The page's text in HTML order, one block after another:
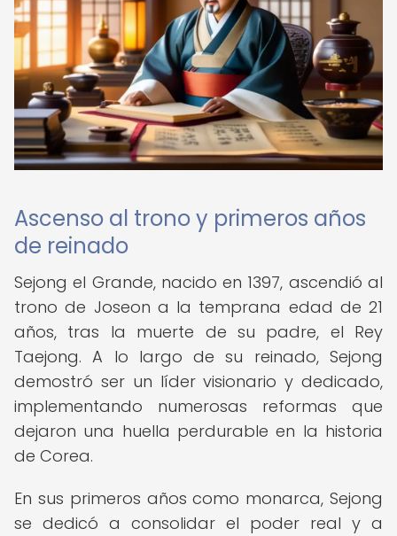
Ascenso al trono y primeros años
de reinado
Sejong el Grande, nacido en 1397, ascendió al
trono de Joseon a la temprana edad de 21
años, tras la muerte de su padre, el Rey
Taejong. A lo largo de su reinado, Sejong
demostró ser un líder visionario y dedicado,
implementando numerosas reformas que
dejaron una huella perdurable en la historia
de Corea.
En sus primeros años como monarca, Sejong
se dedicó a consolidar el poder real y a